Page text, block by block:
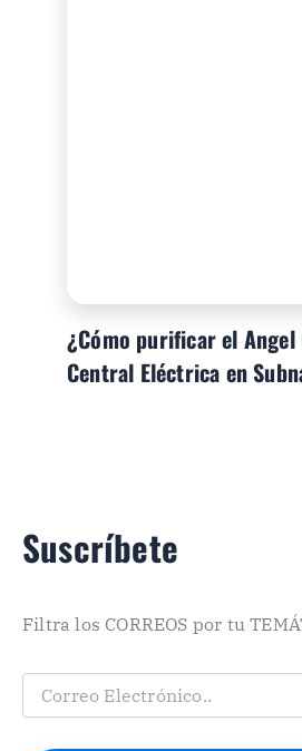
¿Cómo purificar el Angel
Central Eléctrica en
Suscríbete
Filtra los CORREOS por tu